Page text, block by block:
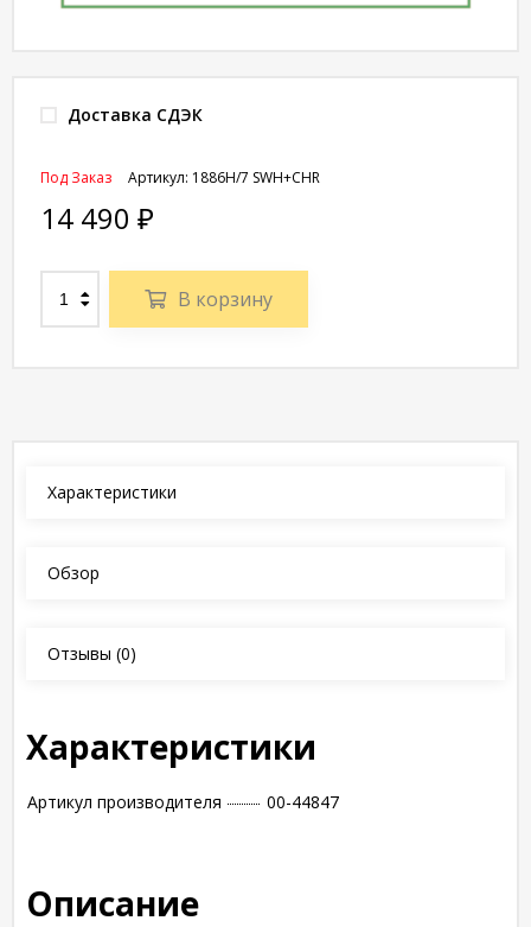
Доставка СДЭК
Артикул: 1886H/7 SWH+CHR
Под Заказ
14 490 ₽
В корзину
Характеристики
Обзор
Отзывы (0)
Характеристики
Артикул производителя 00-44847
Описание